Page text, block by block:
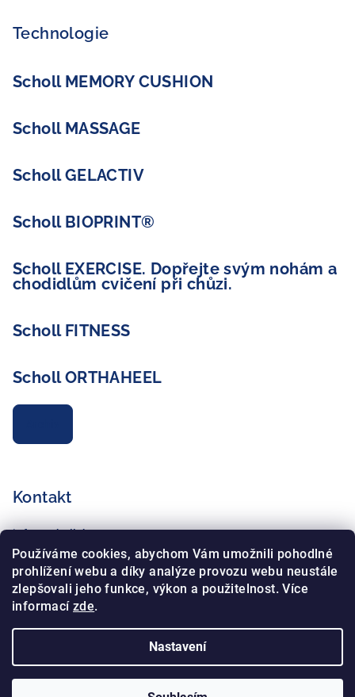
Používáme cookies, abychom Vám umožnili pohodlné
prohlížení webu a díky analýze provozu webu neustále
zlepšovali jeho funkce, výkon a použitelnost. Více
informacízde.
Nastavení
Technologie
Scholl MEMORY CUSHION
Scholl MASSAGE
Scholl GELACTIV
Scholl BIOPRINT®
Scholl EXERCISE. Dopřejte svým nohám a
chodidlům cvičení při chůzi.
Scholl FITNESS
Scholl ORTHAHEEL
Kontakt
info@schollshop.cz
+420 725 172 135
+420 734 765 321